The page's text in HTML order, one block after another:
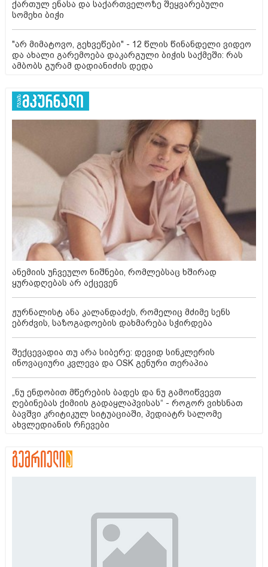
ქართულ ენასა და საქართველოზე შეყვარებული
სომეხი ბიჭი
"არ მიმატოვო, გეხვეწები" - 12 წლის წინანდელი ვიდეო
და ახალი გარემოება დაკარგული ბიჭის საქმეში: რას
ამბობს გურამ დადიანიძის დედა
ანემიის უჩვეულო ნიშნები, რომლებსაც ხშირად
ყურადღებას არ აქცევენ
ჟურნალისტ ანა კალანდაძეს, რომელიც მძიმე სენს
ებრძვის, საზოგადოების დახმარება სჭირდება
შექცევადია თუ არა სიბერე: დევიდ სინკლერის
ინოვაციური კვლევა და OSK გენური თერაპია
„ნუ ენდობით მწერების ბადეს და ნუ გამოიწვევთ
ღებინებას ქიმიის გადაყლაპვისას“ - როგორ ვიხსნათ
ბავშვი კრიტიკულ სიტუაციაში, პედიატრ სალომე
ახვლედიანის რჩევები